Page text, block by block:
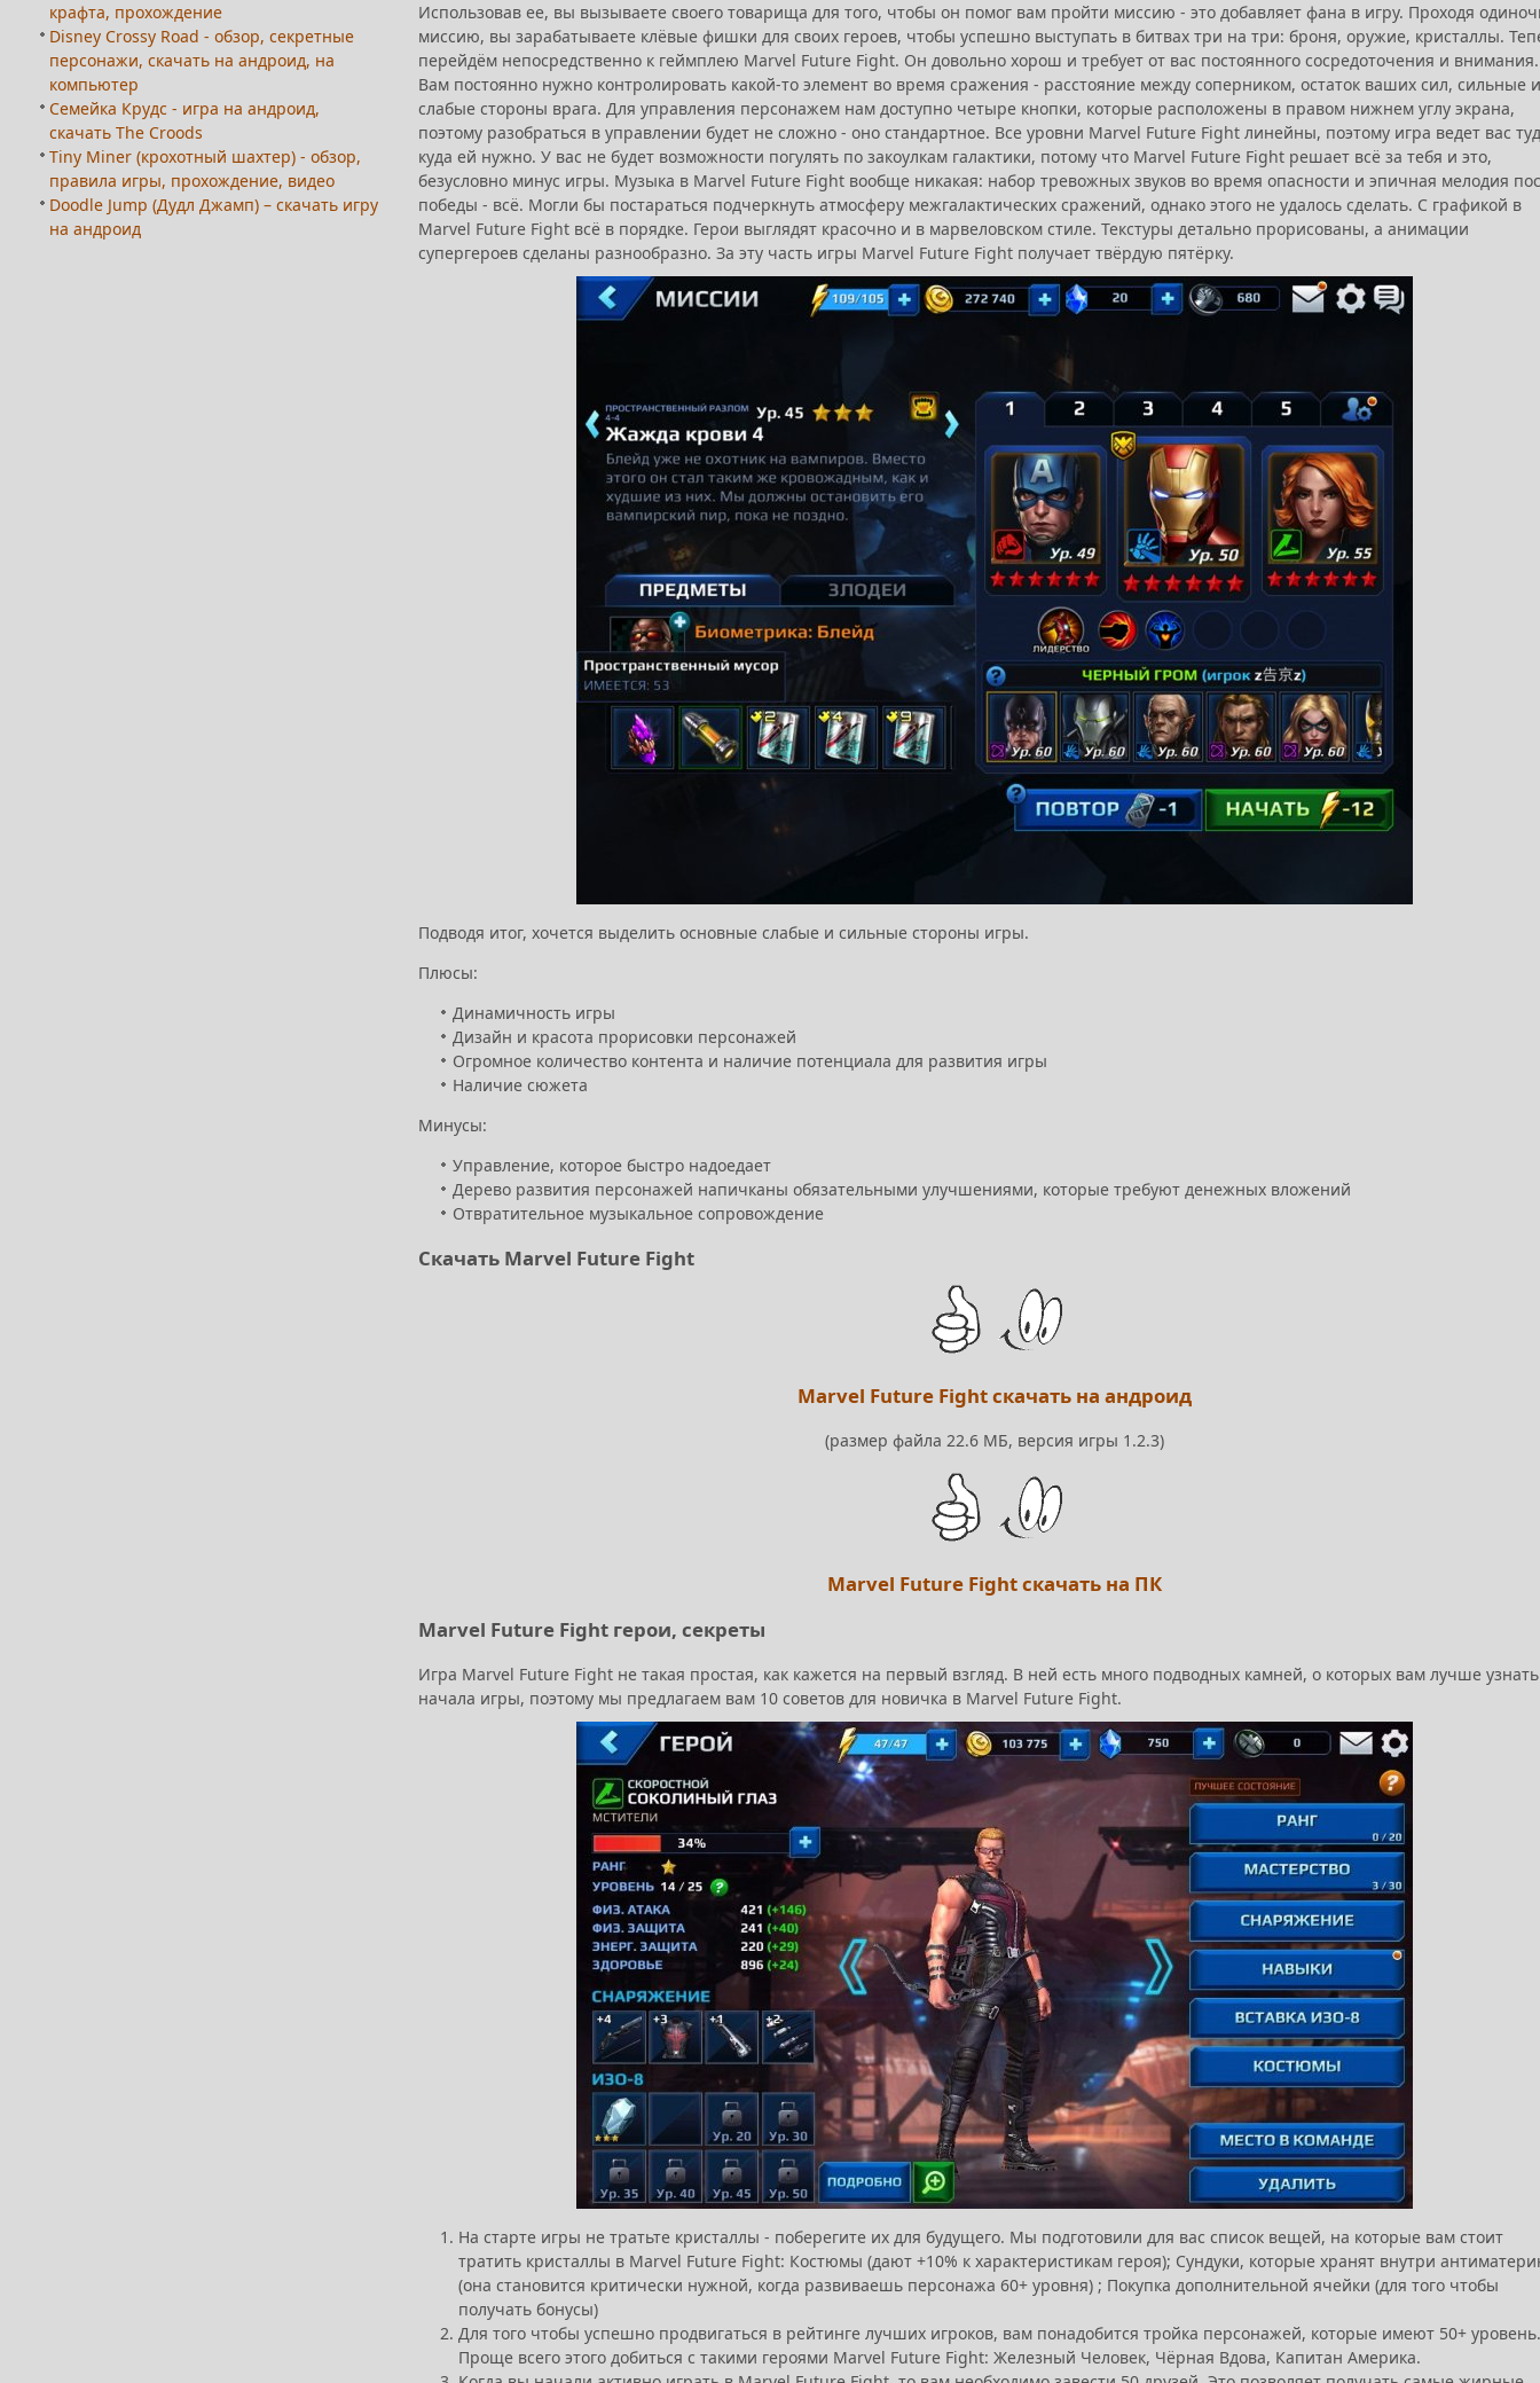
Использовав ее, вы вызываете своего товарища для того, чтобы он помог вам пройти миссию - это добавляет фана в игру. Проходя
миссию, вы зарабатываете клёвые фишки для своих героев, чтобы успешно выступать в битвах три на три: броня, оружие, кристаллы.
перейдём непосредственно к геймплею Marvel Future Fight. Он довольно хорош и требует от вас постоянного сосредоточения и внимания.
Вам постоянно нужно контролировать какой-то элемент во время сражения - расстояние между соперником, остаток ваших сил, сильные и
слабые стороны врага. Для управления персонажем нам доступно четыре кнопки, которые расположены в правом нижнем углу экрана,
поэтому разобраться в управлении будет не сложно - оно стандартное. Все уровни Marvel Future Fight линейны, поэтому игра ведет вас
куда ей нужно. У вас не будет возможности погулять по закоулкам галактики, потому что Marvel Future Fight решает всё за тебя и это,
безусловно минус игры. Музыка в Marvel Future Fight вообще никакая: набор тревожных звуков во время опасности и эпичная мелодия
победы - всё. Могли бы постараться подчеркнуть атмосферу межгалактических сражений, однако этого не удалось сделать. С графикой в
Marvel Future Fight всё в порядке. Герои выглядят красочно и в марвеловском стиле. Текстуры детально прорисованы, а анимации
супергероев сделаны разнообразно. За эту часть игры Marvel Future Fight получает твёрдую пятёрку.
Подводя итог, хочется выделить основные слабые и сильные стороны игры.
Плюсы:
Динамичность игры
Дизайн и красота прорисовки персонажей
Огромное количество контента и наличие потенциала для развития игры
Наличие сюжета
Минусы:
Управление, которое быстро надоедает
Дерево развития персонажей напичканы обязательными улучшениями, которые требуют денежных вложений
Отвратительное музыкальное сопровождение
Скачать Marvel Future Fight
Marvel Future Fight скачать на андроид
(размер файла 22.6 МБ, версия игры 1.2.3)
Marvel Future Fight скачать на ПК
Marvel Future Fight герои, секреты
Игра Marvel Future Fight не такая простая, как кажется на первый взгляд. В ней есть много подводных камней, о которых вам лучше
начала игры, поэтому мы предлагаем вам 10 советов для новичка в Marvel Future Fight.
На старте игры не тратьте кристаллы - поберегите их для будущего. Мы подготовили для вас список вещей, на которые вам стоит
тратить кристаллы в Marvel Future Fight: Костюмы (дают +10% к характеристикам героя); Сундуки, которые хранят внутри
(она становится критически нужной, когда развиваешь персонажа 60+ уровня) ; Покупка дополнительной ячейки (для того чтобы
получать бонусы)
Для того чтобы успешно продвигаться в рейтинге лучших игроков, вам понадобится тройка персонажей, которые имеют 50+ уровень.
Проще всего этого добиться с такими героями Marvel Future Fight: Железный Человек, Чёрная Вдова, Капитан Америка.
крафта, прохождение
Disney Crossy Road - обзор, секретные
персонажи, скачать на андроид, на
компьютер
Семейка Крудс - игра на андроид,
скачать The Croods
Tiny Miner (крохотный шахтер) - обзор,
правила игры, прохождение, видео
Doodle Jump (Дудл Джамп) – скачать игру
на андроид